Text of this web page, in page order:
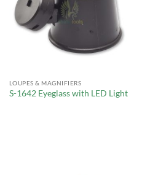
LOUPES & MAGNIFIERS
S-1642 Eyeglass with LED Light